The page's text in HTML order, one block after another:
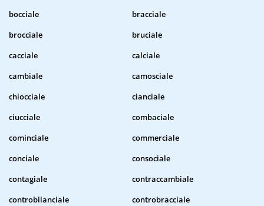
bocciale
bracciale
brocciale
bruciale
cacciale
calciale
cambiale
camosciale
chiocciale
cianciale
ciucciale
combaciale
cominciale
commerciale
conciale
consociale
contagiale
contraccambiale
controbilanciale
controbracciale